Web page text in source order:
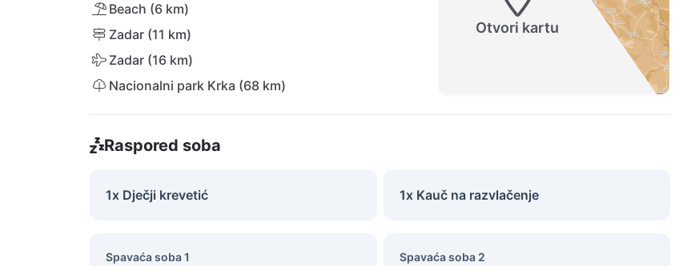
Beach (6 km)
Zadar (11 km)
Zadar (16 km)
Nacionalni park Krka (68 km)
Otvori kartu
Raspored soba
1x Dječji krevetić 1x Kauč na razvlačenje
Spavaća soba 1 Spavaća soba 2